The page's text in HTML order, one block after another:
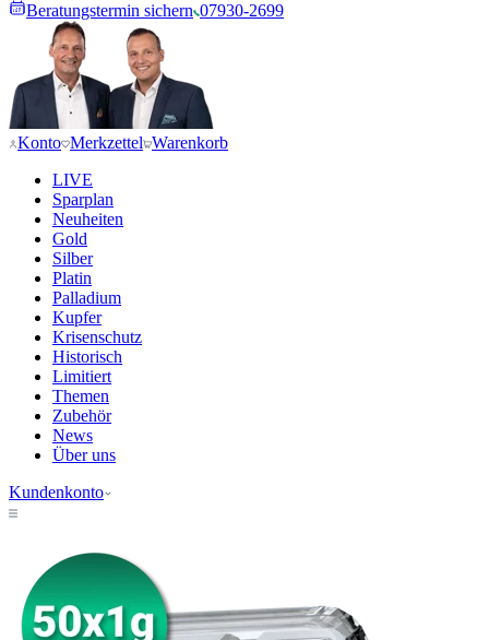
Beratungstermin sichern 07930-2699
Konto Merkzettel Warenkorb
LIVE
Sparplan
Neuheiten
Gold
Silber
Platin
Palladium
Kupfer
Krisenschutz
Historisch
Limitiert
Themen
Zubehör
News
Über uns
Kundenkonto